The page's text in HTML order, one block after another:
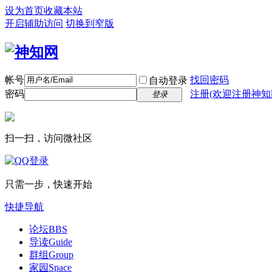
设为首页收藏本站
开启辅助访问 切换到窄版
帐号 自动登录 找回密码
密码
登录 注册(欢迎注册神
扫一扫，访问微社区
只需一步，快速开始
快捷导航
论坛BBS
导读Guide
群组Group
家园 Space